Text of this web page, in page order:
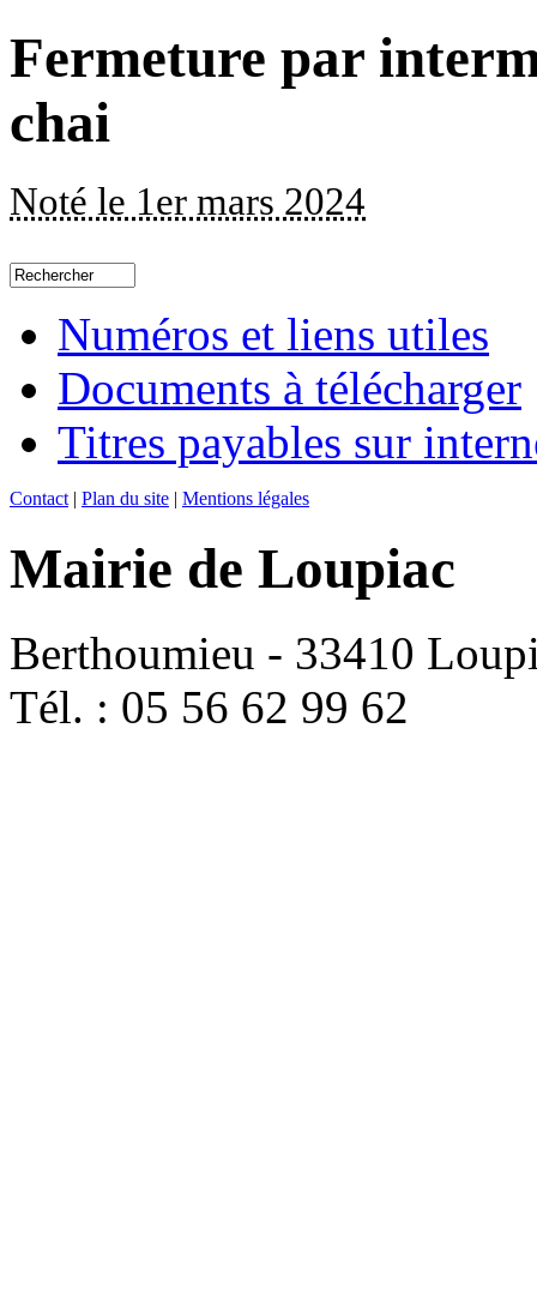
Fermeture par
chai
Noté le 1er mars 2024
Numéros et liens utiles
Documents à télécharger
Titres payables sur
Contact | Plan du site | Mentions légales
Mairie de Loupiac
Berthoumieu - 33410
Tél. : 05 56 62 99 62